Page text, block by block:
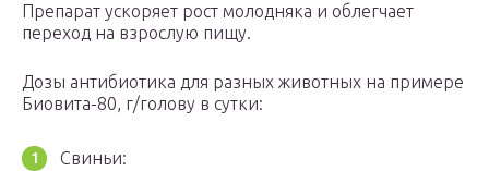
Препарат ускоряет рост молодняка и облегчает
переход на взрослую пищу.
Дозы антибиотика для разных животных на примере
Биовита-80, г/голову в сутки:
Свиньи: